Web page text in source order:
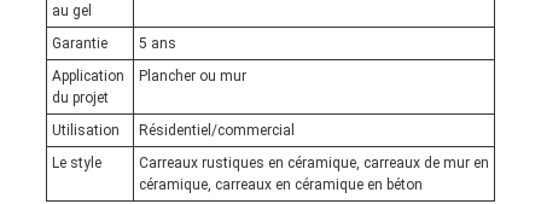
au gel
Garantie
5 ans
Application
du projet
Plancher ou mur
Utilisation
Résidentiel/commercial
Le style
Carreaux rustiques en céramique, carreaux de mur en
céramique, carreaux en céramique en béton